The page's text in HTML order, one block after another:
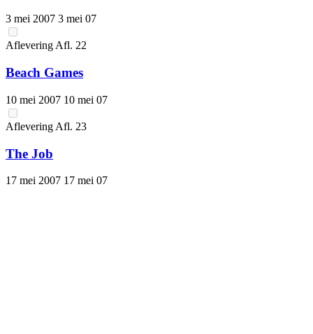
3 mei 2007 3 mei 07
Aflevering Afl. 22
Beach Games
10 mei 2007 10 mei 07
Aflevering Afl. 23
The Job
17 mei 2007 17 mei 07